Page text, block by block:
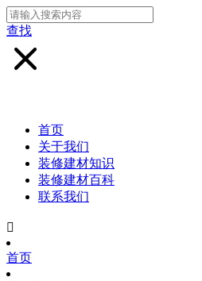
查找
首页
关于我们
装修建材知识
装修建材百科
联系我们

首页